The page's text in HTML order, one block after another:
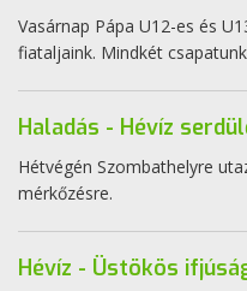
Vasárnap Pápa U12-es és
fiataljaink. Mindkét
Haladás - Hévíz
Hétvégén Szombathelyre
mérkőzésre.
Hévíz - Üstökös